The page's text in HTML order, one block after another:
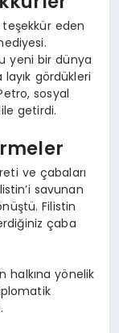
teşekkür eden
yeni bir dünya
layık gördükleri
sosyal
getirdi.
ve çabaları
savunan
Filistin
çaba
halkına yönelik